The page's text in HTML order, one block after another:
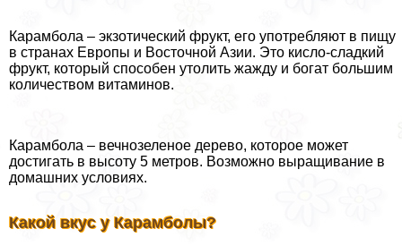
Карамбола – экзотический фрукт, его употрeбляют в пищу
в странах Европы и Восточной Азии. Это кисло-сладкий
фрукт, который способен утолить жажду и богат большим
количеством витаминов.
Карамбола – вечнозеленое дерево, которое может
достигать в высоту 5 метров. Возможно выращивание в
домашних условиях.
Какой вкус у Карамболы?